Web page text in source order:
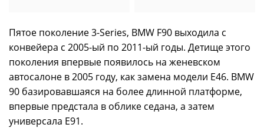
Пятое поколение 3-Series, BMW F90 выходила с
конвейера с 2005-ый по 2011-ый годы. Детище этого
поколения впервые появилось на женевском
автосалоне в 2005 году, как замена модели E46. BMW
90 базировавшаяся на более длинной платформе,
впервые предстала в облике седана, а затем
универсала E91.